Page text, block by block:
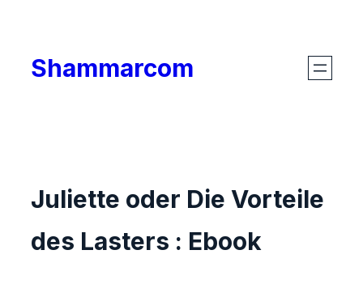
content
Shammarcom
Juliette oder Die Vorteile
des Lasters : Ebook